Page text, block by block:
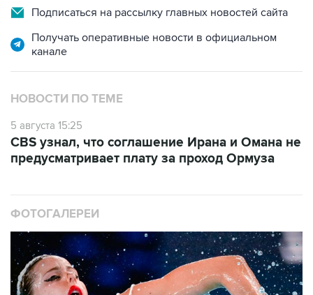
Подписаться на рассылку главных новостей сайта
Получать оперативные новости в официальном
канале
НОВОСТИ ПО ТЕМЕ
5 августа 15:25
CBS узнал, что соглашение Ирана и Омана не
предусматривает плату за проход Ормуза
ФОТОГАЛЕРЕИ